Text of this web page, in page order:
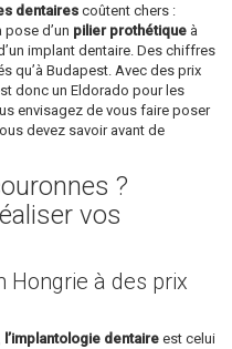
dentaires coûtent chers :
d’un pilier prothétique à
implant dentaire. Des chiffres
qu’à Budapest. Avec des prix
donc un Eldorado pour les
envisagez de vous faire poser
devez savoir avant de
?
vos
Hongrie à des prix
l’implantologie dentaire est celui